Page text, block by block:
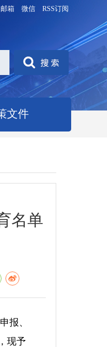
邮箱 微信 RSS订阅
文件
名单
报、
现予